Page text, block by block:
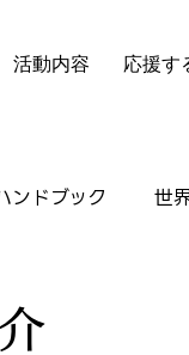
活動内容 応援す
ンドブック 世